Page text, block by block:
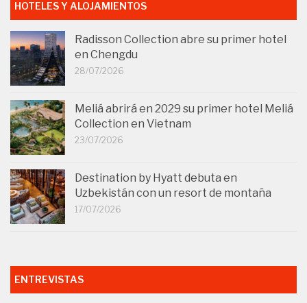
HOTELES Y ALOJAMIENTOS
Radisson Collection abre su primer hotel
en Chengdu
28/07/2026
Meliá abrirá en 2029 su primer hotel Meliá
Collection en Vietnam
23/07/2026
Destination by Hyatt debuta en
Uzbekistán con un resort de montaña
17/07/2026
ENTREVISTAS